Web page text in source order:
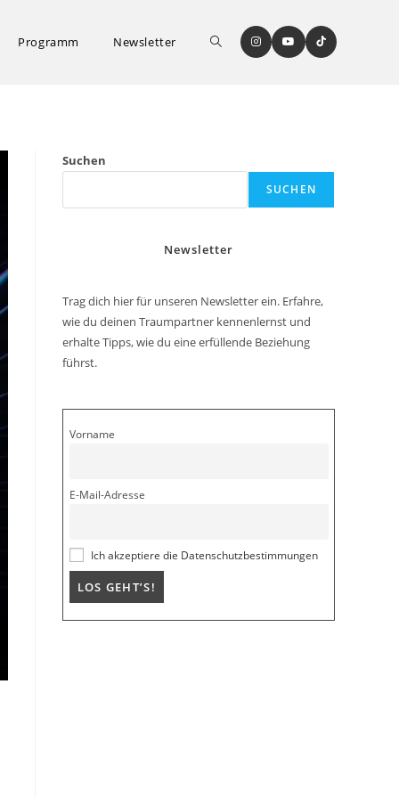
Programm Newsletter Website-
umschalten
Suchen
SUCHEN
Newsletter
Trag dich hier für unseren Newsletter ein. Erfahre,
wie du deinen Traumpartner kennenlernst und
erhalte Tipps, wie du eine erfüllende Beziehung
führst.
Vorname
E-Mail-Adresse
Ich akzeptiere die Datenschutzbestimmungen